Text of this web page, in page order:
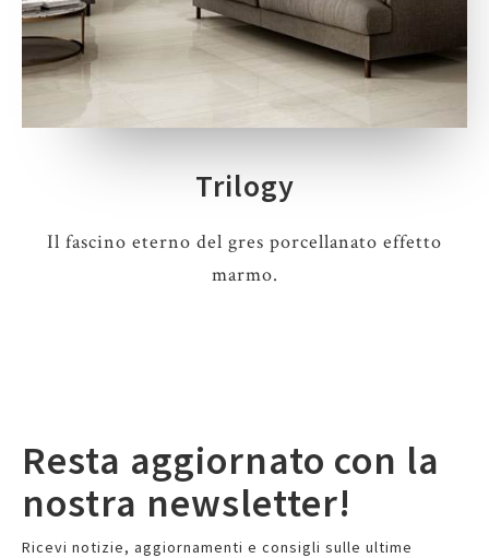
Trilogy
Il fascino eterno del gres porcellanato effetto
marmo.
Resta aggiornato con la
nostra newsletter!
Ricevi notizie, aggiornamenti e consigli sulle ultime